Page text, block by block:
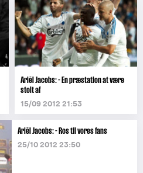
Ariël Jacobs: - En præstation at være
stolt af
15/09 2012 21:53
Ariël Jacobs: - Ros til vores fans
25/10 2012 23:50